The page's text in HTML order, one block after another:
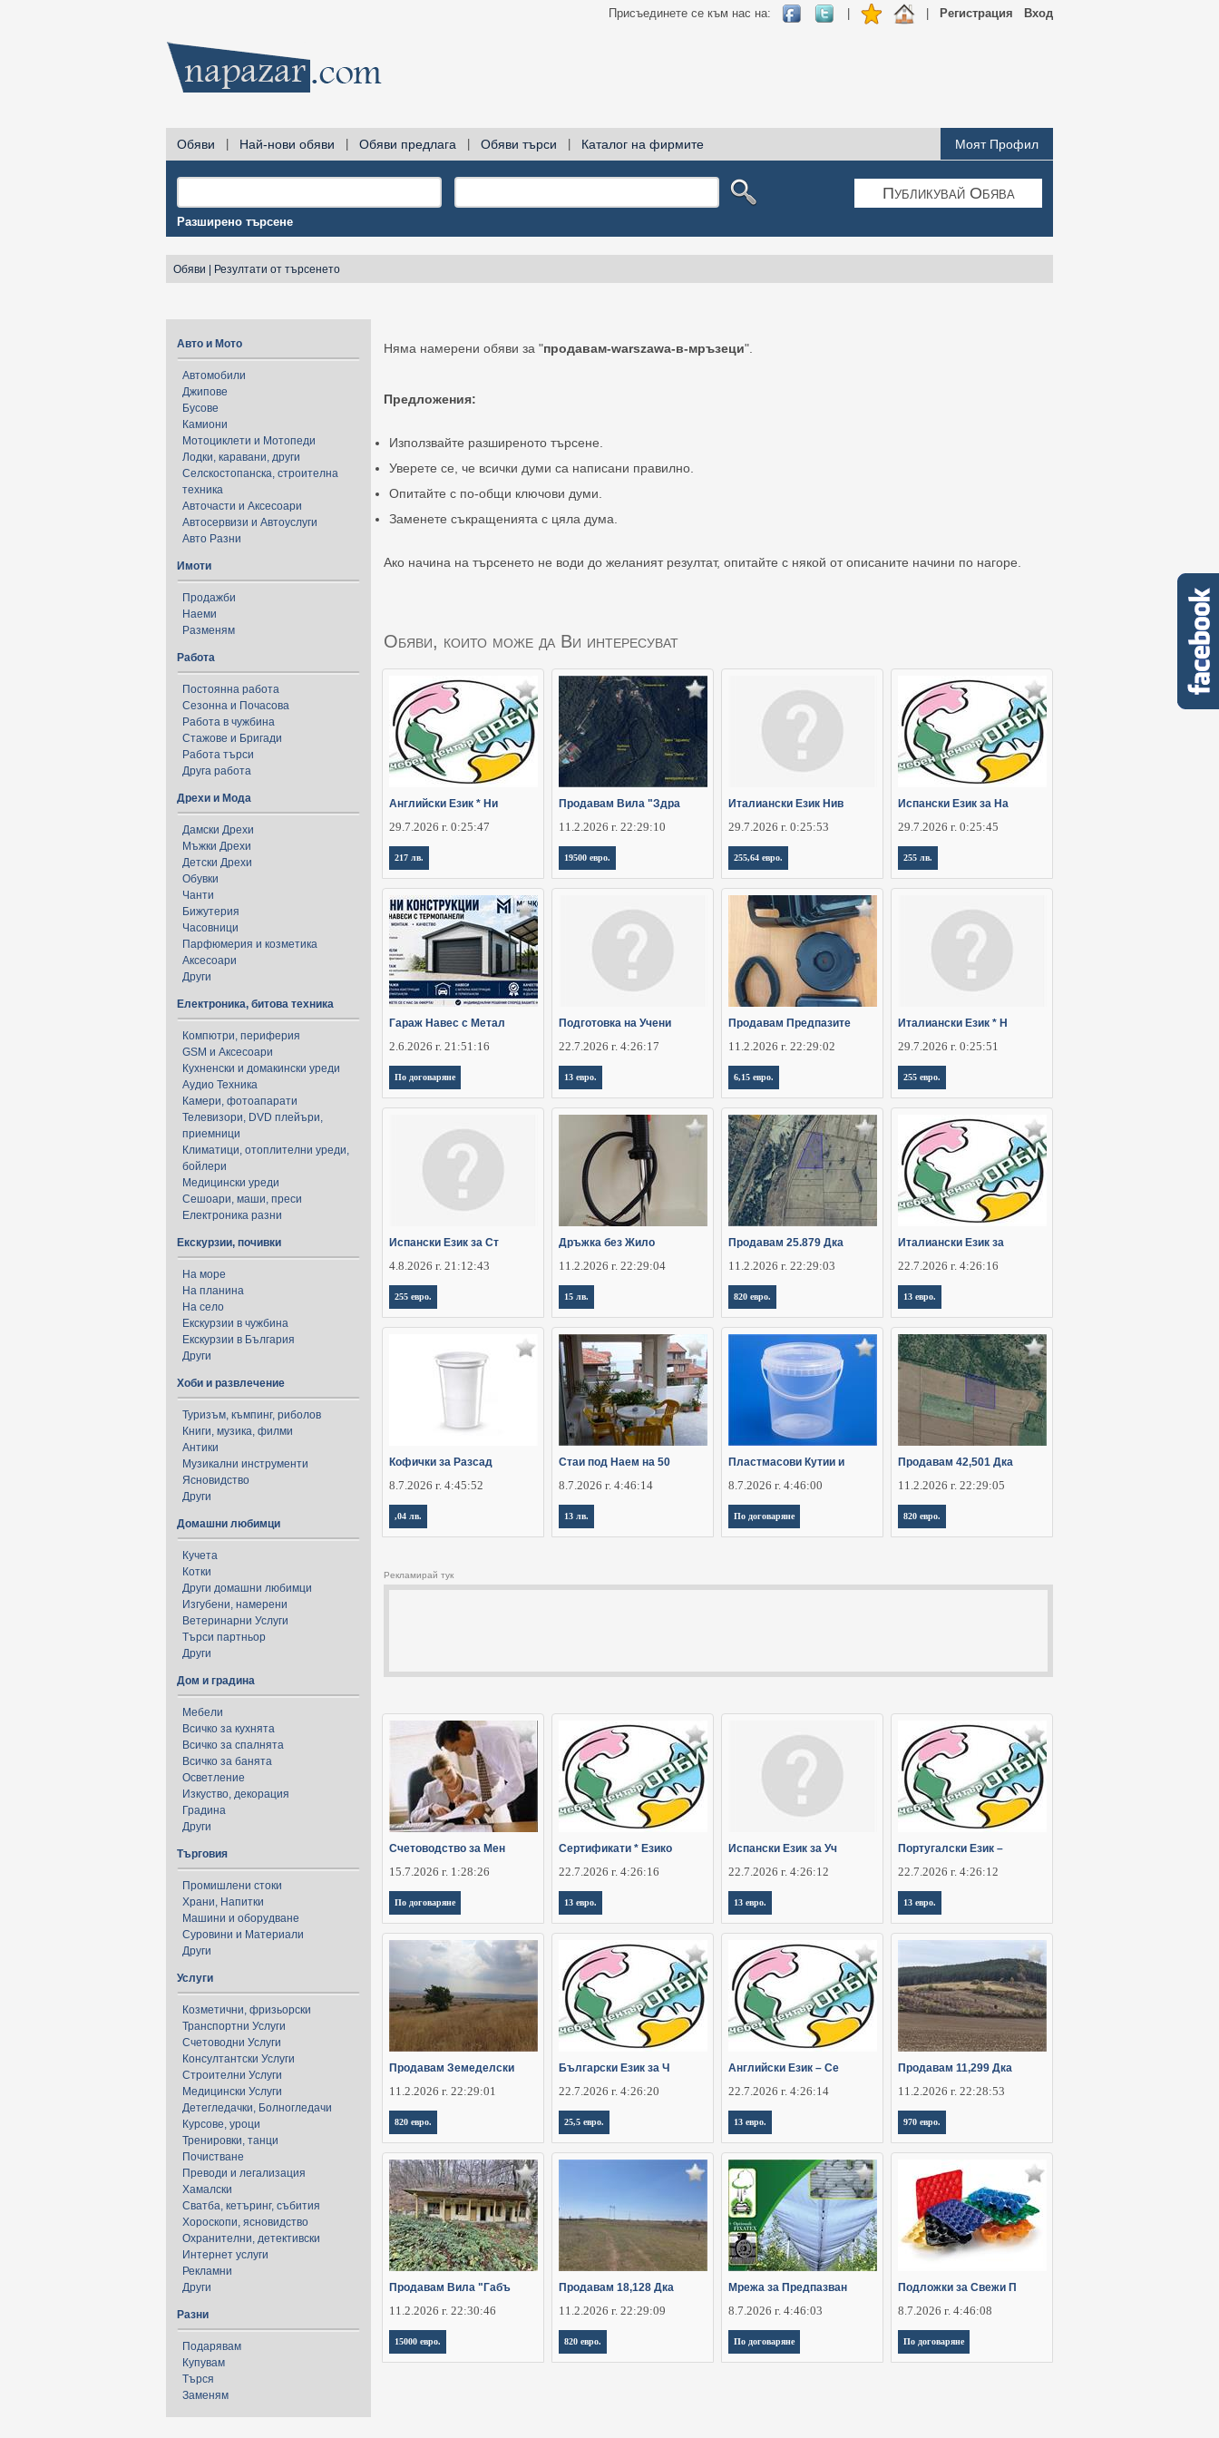
Вход
Регистрация
Присъединете се към нас на:
Обяви Най-нови обяви Обяви предлага Обяви търси Каталог на фирмите Моят Профил
Публикувай Обява
Разширено търсене
Обяви Резултати от търсенето
Авто и Мото
Автомобили
Джипове
Бусове
Камиони
Мотоциклети и Мотопеди
Лодки, каравани, други
Селскостопанска, строителна
техника
Авточасти и Аксесоари
Автосервизи и Автоуслуги
Авто Разни
Имоти
Продажби
Наеми
Разменям
Работа
Постоянна работа
Сезонна и Почасова
Работа в чужбина
Стажове и Бригади
Работа търси
Друга работа
Дрехи и Мода
Дамски Дрехи
Мъжки Дрехи
Детски Дрехи
Обувки
Чанти
Бижутерия
Часовници
Парфюмерия и козметика
Аксесоари
Други
Електроника, битова техника
Компютри, периферия
GSM и Аксесоари
Кухненски и домакински уреди
Аудио Техника
Камери, фотоапарати
Телевизори, DVD плейъри,
приемници
Климатици, отоплителни уреди,
бойлери
Медицински уреди
Сешоари, маши, преси
Електроника разни
Екскурзии, почивки
На море
На планина
На село
Екскурзии в чужбина
Екскурзии в България
Други
Хоби и развлечение
Туризъм, къмпинг, риболов
Книги, музика, филми
Антики
Музикални инструменти
Ясновидство
Други
Домашни любимци
Кучета
Котки
Други домашни любимци
Изгубени, намерени
Ветеринарни Услуги
Търси партньор
Други
Дом и градина
Мебели
Всичко за кухнята
Всичко за спалнята
Всичко за банята
Осветление
Изкуство, декорация
Градина
Други
Търговия
Промишлени стоки
Храни, Напитки
Машини и оборудване
Суровини и Материали
Други
Услуги
Козметични, фризьорски
Транспортни Услуги
Счетоводни Услуги
Консултантски Услуги
Строителни Услуги
Медицински Услуги
Детегледачки, Болногледачи
Курсове, уроци
Тренировки, танци
Почистване
Преводи и легализация
Хамалски
Сватба, кетъринг, събития
Хороскопи, ясновидство
Охранителни, детективски
Интернет услуги
Рекламни
Други
Разни
Подарявам
Купувам
Търся
Заменям
Няма намерени обяви за "продавам-warszawa-в-мръзеци".
Предложения:
Използвайте разширеното търсене.
Уверете се, че всички думи са написани правилно.
Опитайте с по-общи ключови думи.
Заменете съкращенията с цяла дума.
Ако начина на търсенето не води до желаният резултат, опитайте с някой от описаните начини по нагоре.
Обяви, които може да Ви интересуват
Английски Език * Ни
29.7.2026 г. 0:25:47
217 лв.
Продавам Вила "Здра
11.2.2026 г. 22:29:10
19500 евро.
Италиански Език Нив
29.7.2026 г. 0:25:53
255,64 евро.
Испански Език за На
29.7.2026 г. 0:25:45
255 лв.
Гараж Навес с Метал
2.6.2026 г. 21:51:16
По договаряне
Подготовка на Учени
22.7.2026 г. 4:26:17
13 евро.
Продавам Предпазите
11.2.2026 г. 22:29:02
6,15 евро.
Италиански Език * Н
29.7.2026 г. 0:25:51
255 евро.
Испански Език за Ст
4.8.2026 г. 21:12:43
255 евро.
Дръжка без Жило
11.2.2026 г. 22:29:04
15 лв.
Продавам 25.879 Дка
11.2.2026 г. 22:29:03
820 евро.
Италиански Език за
22.7.2026 г. 4:26:16
13 евро.
Кофички за Разсад
8.7.2026 г. 4:45:52
,04 лв.
Стаи под Наем на 50
8.7.2026 г. 4:46:14
13 лв.
Пластмасови Кутии и
8.7.2026 г. 4:46:00
По договаряне
Продавам 42,501 Дка
11.2.2026 г. 22:29:05
820 евро.
Рекламирай тук
Счетоводство за Мен
15.7.2026 г. 1:28:26
По договаряне
Сертификати * Езико
22.7.2026 г. 4:26:16
13 евро.
Испански Език за Уч
22.7.2026 г. 4:26:12
13 евро.
Португалски Език –
22.7.2026 г. 4:26:12
13 евро.
Продавам Земеделски
11.2.2026 г. 22:29:01
820 евро.
Български Език за Ч
22.7.2026 г. 4:26:20
25,5 евро.
Английски Език – Се
22.7.2026 г. 4:26:14
13 евро.
Продавам 11,299 Дка
11.2.2026 г. 22:28:53
970 евро.
Продавам Вила "Габъ
11.2.2026 г. 22:30:46
15000 евро.
Продавам 18,128 Дка
11.2.2026 г. 22:29:09
820 евро.
Мрежа за Предпазван
8.7.2026 г. 4:46:03
По договаряне
Подложки за Свежи П
8.7.2026 г. 4:46:08
По договаряне